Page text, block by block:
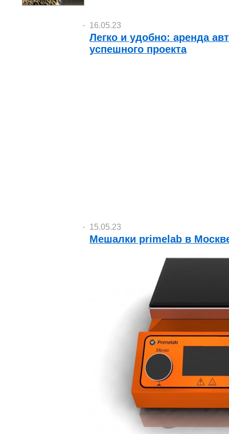
16.05.23
Легко и удобно: аренда
успешного проекта
15.05.23
Мешалки primelab в